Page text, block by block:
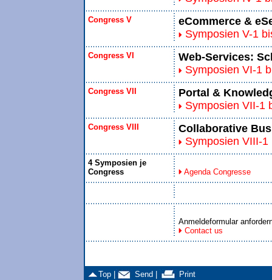
Congress V
eCommerce &
Symposien V-1
Congress VI
Web-Services:
Symposien VI-1
Congress VII
Portal &
Symposien VII-1
Congress VIII
Collaborative
Symposien VIII-1
4 Symposien je
Congress
Agenda Congresse
Anmeldeformular
Contact us
Top | Send | Print